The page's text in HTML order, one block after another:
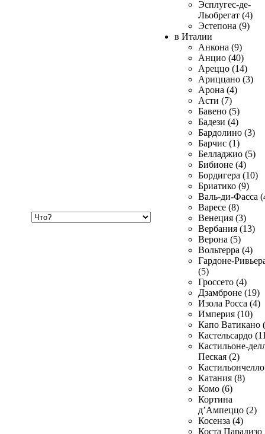
Эсплугес-де-
Льобрегат (4)
Эстепона (9)
в Италии
Анкона (9)
Анцио (40)
Ареццо (14)
Ариццано (3)
Арона (4)
Асти (7)
Бавено (5)
Бадези (4)
Бардолино (3)
Барчис (1)
Белладжио (5)
Бибионе (4)
Бордигера (10)
Бриатико (9)
Валь-ди-Фасса
Варесе (8)
Венеция (3)
Вербания (13)
Верона (5)
Вольтерра (4)
Гардоне-
(5)
Гроссето (4)
Дзамброне (19)
Изола Росса (4)
Империя (10)
Капо Ватикано
Кастельсардо
Кастильоне-
Пеская (2)
Катания (8)
Комо (6)
Кортина
д’Ампеццо (2)
Косенза (4)
Коста Парадизо